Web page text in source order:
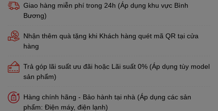
Giao hàng miễn phí trong 24h (Áp dụng khu vực Bình
Bương)
Nhận thêm quà tặng khi Khách hàng quét mã QR tại cửa
hàng
Trả góp lãi suất ưu đãi hoặc Lãi suất 0% (Áp dụng tùy model
sản phẩm)
Hàng chính hãng - Bảo hành tại nhà (Áp dụng các sản
phẩm: Điện máy, điện lạnh)